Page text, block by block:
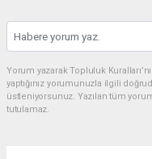
Yorum yazarak Topluluk
yaptığınız yorumunuzla ilgili
üstleniyorsunuz. Yazılan tüm
tutulamaz.